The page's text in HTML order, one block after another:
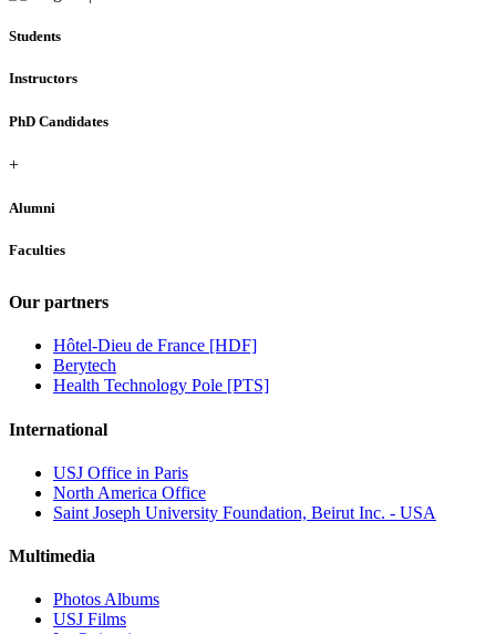
Students
Instructors
PhD Candidates
+
Alumni
Faculties
Our partners
Hôtel-Dieu de France [HDF]
Berytech
Health Technology Pole [PTS]
International
USJ Office in Paris
North America Office
Saint Joseph University Foundation, Beirut Inc. - USA
Multimedia
Photos Albums
USJ Films